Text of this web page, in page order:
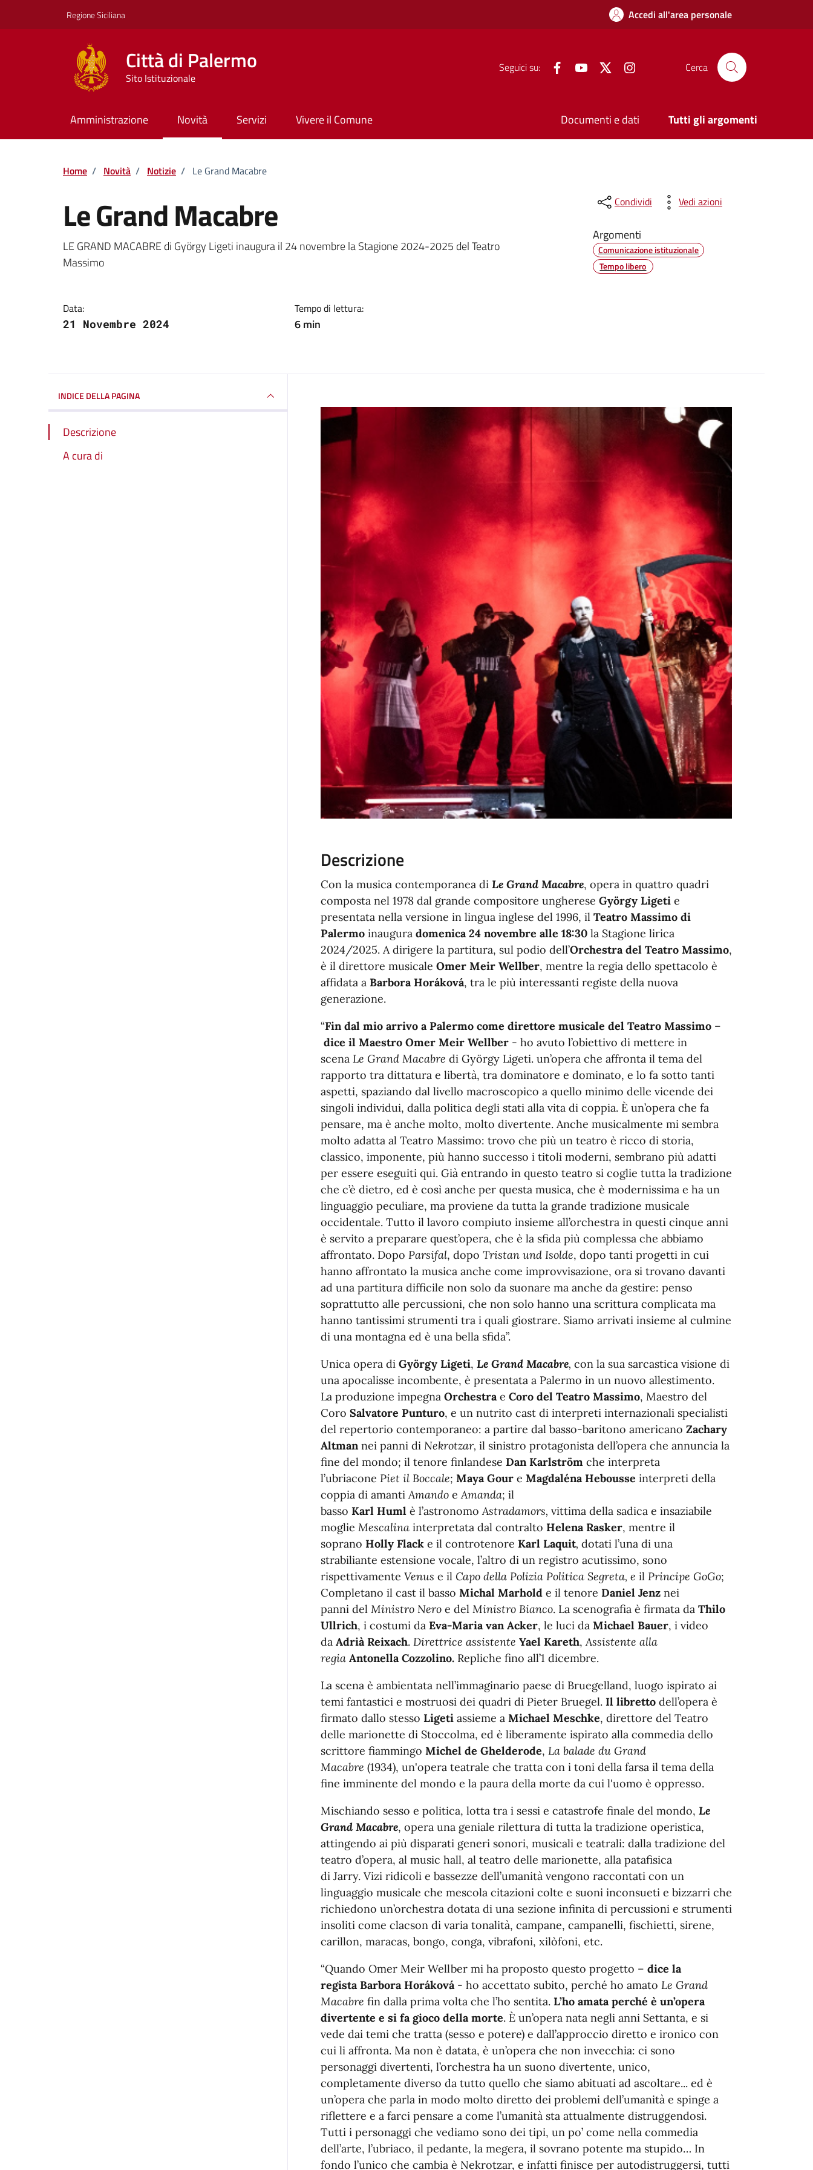
Regione Siciliana Accedi all'area personale
Città di Palermo
Sito Istituzionale
Seguici su: FacebookYouTube Twitter Cerca
Amministrazione Novità Servizi Vivere il Comune Documenti e dati Tutti gli argomenti
Home / Novità / Notizie / Le Grand Macabre
Le Grand Macabre
Dettagli della notizia
LE GRAND MACABRE di György Ligeti inaugura il 24 novembre la Stagione 2024-2025 del Teatro
Massimo
Data:
21 Novembre 2024
Tempo di lettura:
6 min
Condividi Vedi azioni
Argomenti
Comunicazione istituzionale
Tempo libero
INDICE DELLA PAGINA
Descrizione
A cura di
Descrizione
Con la musica contemporanea di Le Grand Macabre, opera in quattro quadri
composta nel 1978 dal grande compositore ungherese György Ligeti e
presentata nella versione in lingua inglese del 1996, il Teatro Massimo di
Palermoinaugura domenica 24 novembre alle 18:30 la Stagione lirica
2024/2025. A dirigere la partitura, sul podio dell’Orchestra del Teatro Massimo,
è il direttore musicale Omer Meir Wellber, mentre la regia dello spettacolo è
affidata a Barbora Horáková, tra le più interessanti registe della nuova
generazione.
“Fin dal mio arrivo a Palermo come direttore musicale del Teatro Massimo–
dice il Maestro Omer Meir Wellber- ho avuto l’obiettivo di mettere in
scena Le Grand Macabre di György Ligeti. un’opera che affronta il tema del
rapporto tra dittatura e libertà, tra dominatore e dominato, e lo fa sotto tanti
aspetti, spaziando dal livello macroscopico a quello minimo delle vicende dei
singoli individui, dalla politica degli stati alla vita di coppia. È un’opera che fa
pensare, ma è anche molto, molto divertente. Anche musicalmente mi sembra
molto adatta al Teatro Massimo: trovo che più un teatro è ricco di storia,
classico, imponente, più hanno successo i titoli moderni, sembrano più adatti
per essere eseguiti qui. Già entrando in questo teatro si coglie tutta la tradizione
che c’è dietro, ed è così anche per questa musica, che è modernissima e ha un
linguaggio peculiare, ma proviene da tutta la grande tradizione musicale
occidentale. Tutto il lavoro compiuto insieme all’orchestra in questi cinque anni
è servito a preparare quest’opera, che è la sfida più complessa che abbiamo
affrontato. Dopo Parsifal, dopo Tristan und Isolde, dopo tanti progetti in cui
hanno affrontato la musica anche come improvvisazione, ora si trovano davanti
ad una partitura difficile non solo da suonare ma anche da gestire: penso
soprattutto alle percussioni, che non solo hanno una scrittura complicata ma
hanno tantissimi strumenti tra i quali giostrare. Siamo arrivati insieme al culmine
di una montagna ed è una bella sfida”.
Unica opera di György Ligeti, Le Grand Macabre, con la sua sarcastica visione di
una apocalisse incombente, è presentata a Palermo in un nuovo allestimento.
La produzione impegna Orchestrae Coro del Teatro Massimo, Maestro del
Coro Salvatore Punturo, e un nutrito cast di interpreti internazionali specialisti
del repertorio contemporaneo: a partire dal basso-baritono americano Zachary
Altmannei panni di Nekrotzar, il sinistro protagonista dell’opera che annuncia la
fine del mondo; il tenore finlandese Dan Karlström che interpreta
l’ubriacone Piet il Boccale; Maya Gour e Magdaléna Hebousse interpreti della
coppia di amantiAmando e Amanda; il
basso Karl Huml è l’astronomo Astradamors, vittima della sadica e insaziabile
moglie Mescalina interpretata dal contralto Helena Rasker, mentre il
soprano Holly Flack e il controtenore Karl Laquit, dotati l’una di una
strabiliante estensione vocale, l’altro di un registro acutissimo, sono
rispettivamente Venus e il Capo della Polizia Politica Segreta, e ilPrincipe GoGo;
Completano il cast il basso Michal Marhold e il tenore Daniel Jenz nei
panni delMinistro Nero e del Ministro Bianco. La scenografia è firmata da Thilo
Ullrich, i costumi da Eva-Maria van Acker, le luci da Michael Bauer, i video
da Adrià Reixach. Direttrice assistente Yael Kareth, Assistente alla
regiaAntonella Cozzolino. Repliche fino all’1 dicembre.
La scena è ambientata nell’immaginario paese di Bruegelland, luogo ispirato ai
temi fantastici e mostruosi dei quadri di Pieter Bruegel. Il librettodell’opera è
firmato dallo stesso Ligetiassieme a Michael Meschke, direttore del Teatro
delle marionette di Stoccolma, ed è liberamente ispirato alla commedia dello
scrittore fiammingo Michel de Ghelderode, La balade du Grand
Macabre (1934), un'opera teatrale che tratta con i toni della farsa il tema della
fine imminente del mondo e la paura della morte da cui l'uomo è oppresso.
Mischiando sesso e politica, lotta tra i sessi e catastrofe finale del mondo, Le
Grand Macabre, opera una geniale rilettura di tutta la tradizione operistica,
attingendo ai più disparati generi sonori, musicali e teatrali: dalla tradizione del
teatro d’opera, al music hall, al teatro delle marionette, alla patafisica
di Jarry. Vizi ridicoli e bassezze dell’umanità vengono raccontati con un
linguaggio musicale che mescola citazioni colte e suoni inconsueti e bizzarri che
richiedono un’orchestra dotata di una sezione infinita di percussioni e strumenti
insoliti come clacson di varia tonalità, campane, campanelli, fischietti, sirene,
carillon, maracas, bongo, conga, vibrafoni, xilòfoni, etc.
“Quando Omer Meir Wellber mi ha proposto questo progetto – dice la
regista Barbora Horáková - ho accettato subito, perché ho amato Le Grand
Macabre fin dalla prima volta che l’ho sentita. L’ho amata perché è un’opera
divertente e si fa gioco della morte. È un’opera nata negli anni Settanta, e si
vede dai temi che tratta (sesso e potere) e dall’approccio diretto e ironico con
cui li affronta. Ma non è datata, è un’opera che non invecchia: ci sono
personaggi divertenti, l’orchestra ha un suono divertente, unico,
completamente diverso da tutto quello che siamo abituati ad ascoltare... ed è
un’opera che parla in modo molto diretto dei problemi dell’umanità e spinge a
riflettere e a farci pensare a come l’umanità sta attualmente distruggendosi.
Tutti i personaggi che vediamo sono dei tipi, un po’ come nella commedia
dell’arte, l’ubriaco, il pedante, la megera, il sovrano potente ma stupido… In
fondo l’unico che cambia è Nekrotzar, e infatti finisce per autodistruggersi, tutti